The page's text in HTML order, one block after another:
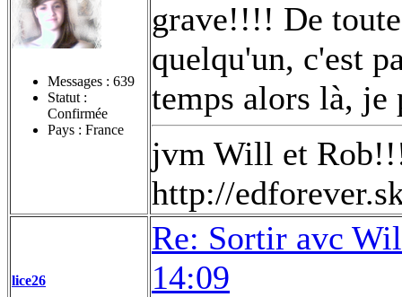
Messages : 639
Statut :
Confirmée
Pays : France
grave!!!! De
quelqu'un, c'est
temps alors là, je
jvm Will et
http://
lice26
Re: Sortir avc
14:09